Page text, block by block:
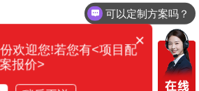
可以定制方案吗？
×
欢迎您!若您有<项目配
报价>